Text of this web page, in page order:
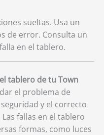
sueltas. Usa un
de error. Consulta un
en el tablero.
tablero de tu Town
el problema de
y el correcto
fallas en el tablero
formas, como luces